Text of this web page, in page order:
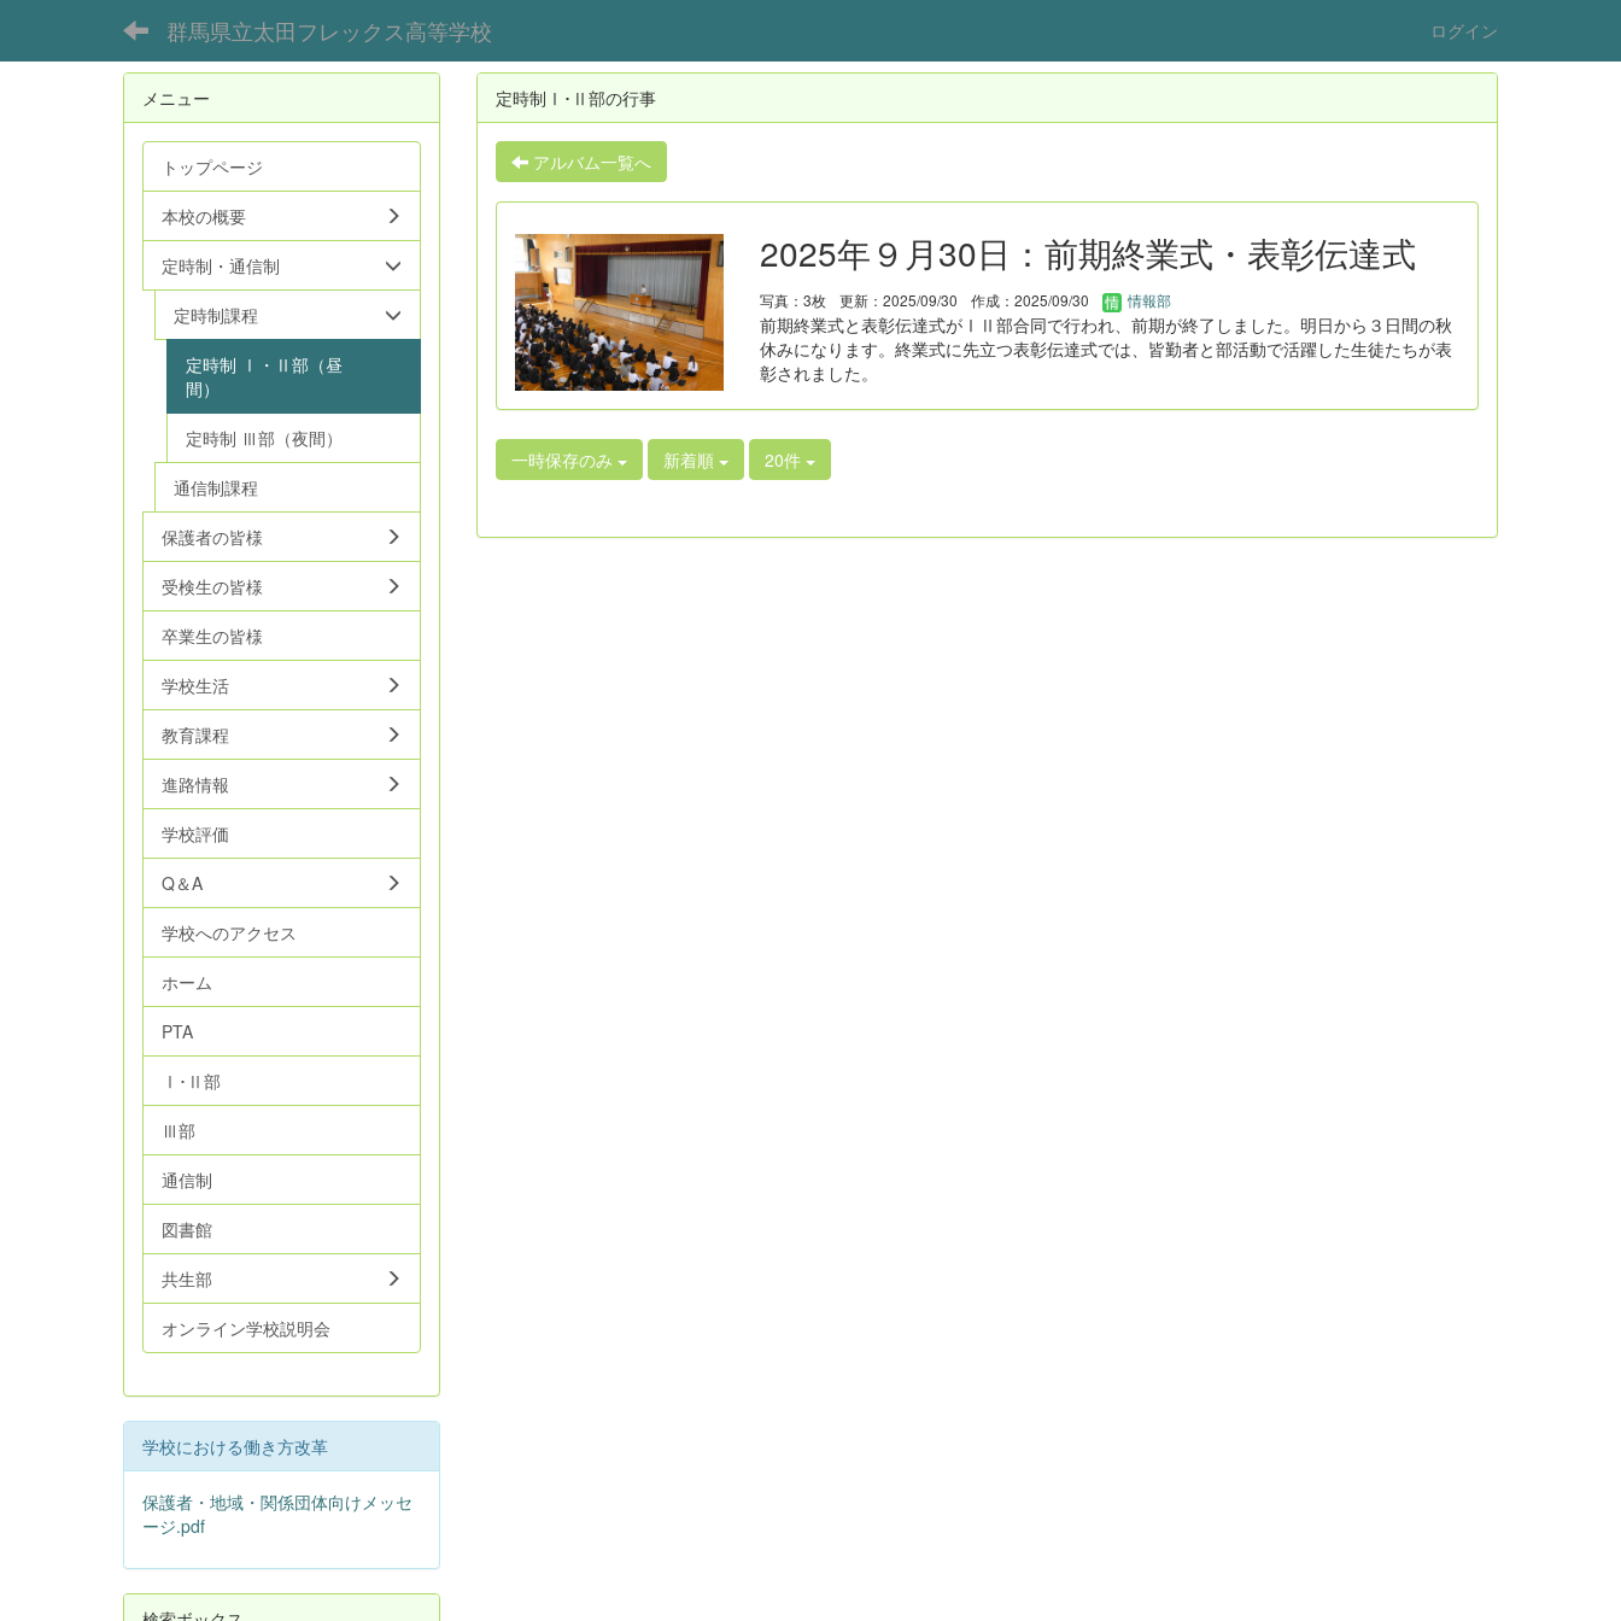
群馬県立太田フレックス高等学校 ログイン
定時制Ⅰ･Ⅱ部の行事
アルバム一覧へ
2025年９月30日：前期終業式・表彰伝達式
写真：3枚 更新：2025/09/30 作成：2025/09/30 情報部
前期終業式と表彰伝達式がⅠⅡ部合同で行われ、前期が終了しました。明日から３日間の秋
休みになります。終業式に先立つ表彰伝達式では、皆勤者と部活動で活躍した生徒たちが表
彰されました。
一時保存のみ 新着順 20件
メニュー
トップページ
本校の概要
定時制・通信制
定時制課程
定時制 Ⅰ・Ⅱ部（昼
間）
定時制 Ⅲ部（夜間）
通信制課程
保護者の皆様
受検生の皆様
卒業生の皆様
学校生活
教育課程
進路情報
学校評価
Q＆A
学校へのアクセス
ホーム
PTA
Ⅰ･Ⅱ部
Ⅲ部
通信制
図書館
共生部
オンライン学校説明会
学校における働き方改革
保護者・地域・関係団体向けメッセ
ージ.pdf